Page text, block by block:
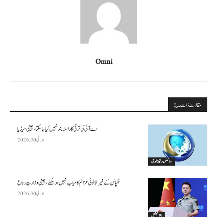
Omni
مقالات ذات صلة
سائنس وٹیکنالوجی
اے آئی کی ترقی کا راستہ بند نہیں کیا جا سکتا، چینی میڈیا
جولائی 30, 2026
انٹرنیشنل
فلپائن کے غیر قانونی عزائم کامیاب نہیں ہو سکتے ، چینی وزارتِ دفاع
جولائی 30, 2026